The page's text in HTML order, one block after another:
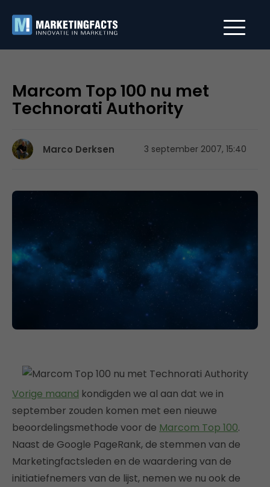
Marcom Top 100 nu met
Technorati Authority
Marco Derksen 3 september 2007, 15:40
Vorige maand kondigden we al aan dat we in
september zouden komen met een nieuwe
beoordelingsmethode voor de Marcom Top 100.
Naast de Google PageRank, de stemmen van de
Marketingfactsleden en de waardering van de
initiatiefnemers van de lijst, nemen we nu ook de